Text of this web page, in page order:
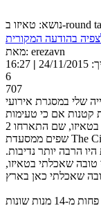
בהודעה המקורית
מאת: erezavn
|
6
707
קטנות אם כי טעימות
מאד ומשובחות, הייתה ארוחה שונה בתכלית בטאיזו, שם התארחו 2
הרבה יותר נדיבות.
שאכלתי בטאיזו,